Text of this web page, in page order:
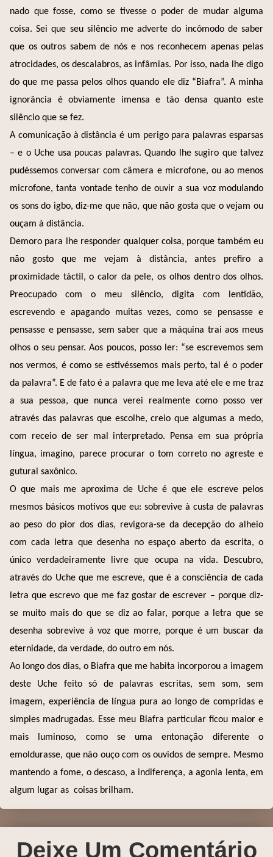
nado que fosse, como se tivesse o poder de mudar alguma
coisa. Sei que seu silêncio me adverte do incômodo de saber
que os outros sabem de nós e nos reconhecem apenas pelas
atrocidades, os descalabros, as infâmias. Por isso, nada lhe digo
do que me passa pelos olhos quando ele diz “Biafra”. A minha
ignorância é obviamente imensa e tão densa quanto este
silêncio que se fez.
A comunicação à distância é um perigo para palavras esparsas
– e o Uche usa poucas palavras. Quando lhe sugiro que talvez
pudéssemos conversar com câmera e microfone, ou ao menos
microfone, tanta vontade tenho de ouvir a sua voz modulando
os sons do igbo, diz-me que não, que não gosta que o vejam ou
ouçam à distância.
Demoro para lhe responder qualquer coisa, porque também eu
não gosto que me vejam à distância, antes prefiro a
proximidade táctil, o calor da pele, os olhos dentro dos olhos.
Preocupado com o meu silêncio, digita com lentidão,
escrevendo e apagando muitas vezes, como se pensasse e
pensasse e pensasse, sem saber que a máquina trai aos meus
olhos o seu pensar. Aos poucos, posso ler: “se escrevemos sem
nos vermos, é como se estivéssemos mais perto, tal é o poder
da palavra”. E de fato é a palavra que me leva até ele e me traz
a sua pessoa, que nunca verei realmente como posso ver
através das palavras que escolhe, creio que algumas a medo,
com receio de ser mal interpretado. Pensa em sua própria
língua, imagino, parece procurar o tom correto no agreste e
gutural saxônico.
O que mais me aproxima de Uche é que ele escreve pelos
mesmos básicos motivos que eu: sobrevive à custa de palavras
ao peso do pior dos dias, revigora-se da decepção do alheio
com cada letra que desenha no espaço aberto da escrita, o
único verdadeiramente livre que ocupa na vida. Descubro,
através do Uche que me escreve, que é a consciência de cada
letra que escrevo que me faz gostar de escrever – porque diz-
se muito mais do que se diz ao falar, porque a letra que se
desenha sobrevive à voz que morre, porque é um buscar da
eternidade, da verdade, do outro em nós.
Ao longo dos dias, o Biafra que me habita incorporou a imagem
deste Uche feito só de palavras escritas, sem som, sem
imagem, experiência de língua pura ao longo de compridas e
simples madrugadas. Esse meu Biafra particular ficou maior e
mais luminoso, como se uma entonação diferente o
emoldurasse, que não ouço com os ouvidos de sempre. Mesmo
mantendo a fome, o descaso, a indiferença, a agonia lenta, em
algum lugar as coisas brilham.
Deixe Um Comentário